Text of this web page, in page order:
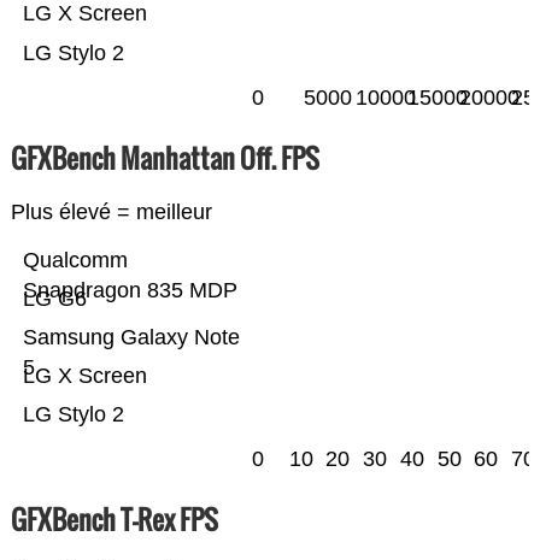
LG Stylo 2
LG X Screen
0 5000 100001500020000
GFXBench Manhattan Off. FPS
Plus élevé = meilleur
LG Stylo 2
LG X Screen
Samsung Galaxy Note
5
LG G6
Qualcomm
Snapdragon 835 MDP
0 10 20 30 40 50 60 70
GFXBench T-Rex FPS